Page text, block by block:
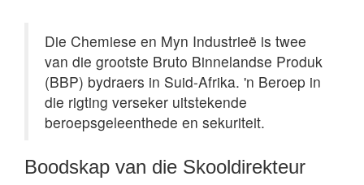
Die Chemiese en Myn Industrieë is twee
van die grootste Bruto Binnelandse Produk
(BBP) bydraers in Suid-Afrika. 'n Beroep in
die rigting verseker uitstekende
beroepsgeleenthede en sekuriteit.
Boodskap van die Skooldirekteur